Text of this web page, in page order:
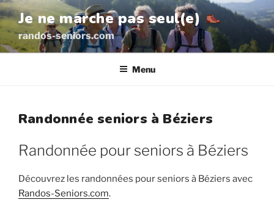
Aller
au
contenu
principal
Je ne marche pas seul(e)
randos-seniors.com
Menu
Randonnée seniors à Béziers
Randonnée pour seniors à Béziers
Découvrez les randonnées pour seniors à Béziers avec
Randos-Seniors.com.